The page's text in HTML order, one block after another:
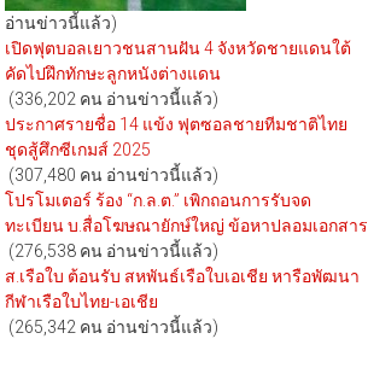
อ่านข่าวนี้แล้ว)
เปิดฟุตบอลเยาวชนสานฝัน 4 จังหวัดชายแดนใต้
คัดไปฝึกทักษะลูกหนังต่างแดน
(336,202 คน อ่านข่าวนี้แล้ว)
ประกาศรายชื่อ 14 แข้ง ฟุตซอลชายทีมชาติไทย
ชุดสู้ศึกซีเกมส์ 2025
(307,480 คน อ่านข่าวนี้แล้ว)
โปรโมเตอร์ ร้อง “ก.ล.ต.” เพิกถอนการรับจด
ทะเบียน บ.สื่อโฆษณายักษ์ใหญ่ ข้อหาปลอมเอกสาร
(276,538 คน อ่านข่าวนี้แล้ว)
ส.เรือใบ ต้อนรับ สหพันธ์เรือใบเอเชีย หารือพัฒนา
กีฬาเรือใบไทย-เอเชีย
(265,342 คน อ่านข่าวนี้แล้ว)